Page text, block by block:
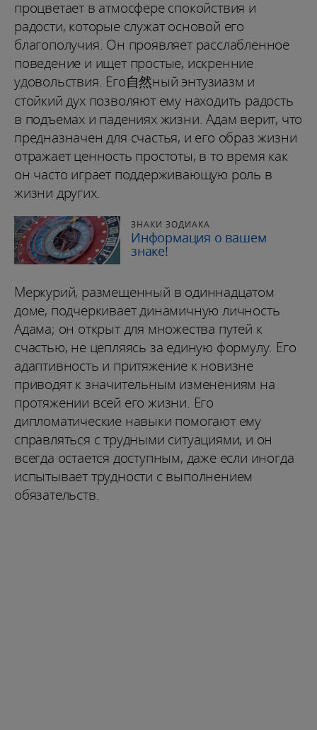
процветает в атмосфере спокойствия и
радости, которые служат основой его
благополучия. Он проявляет расслабленное
поведение и ищет простые, искренние
удовольствия. Его自然ный энтузиазм и
стойкий дух позволяют ему находить радость
в подъемах и падениях жизни. Адам верит, что
предназначен для счастья, и его образ жизни
отражает ценность простоты, в то время как
он часто играет поддерживающую роль в
жизни других.
ЗНАКИ ЗОДИАКА
Информация о вашем
знаке!
Меркурий, размещенный в одиннадцатом
доме, подчеркивает динамичную личность
Адама; он открыт для множества путей к
счастью, не цепляясь за единую формулу. Его
адаптивность и притяжение к новизне
приводят к значительным изменениям на
протяжении всей его жизни. Его
дипломатические навыки помогают ему
справляться с трудными ситуациями, и он
всегда остается доступным, даже если иногда
испытывает трудности с выполнением
обязательств.